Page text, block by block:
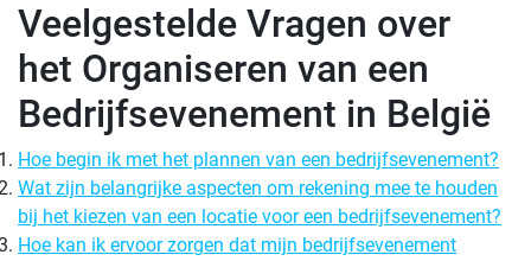
Veelgestelde Vragen over
het Organiseren van een
Bedrijfsevenement in België
Hoe begin ik met het plannen van een bedrijfsevenement?
Wat zijn belangrijke aspecten om rekening mee te houden
bij het kiezen van een locatie voor een bedrijfsevenement?
Hoe kan ik ervoor zorgen dat mijn bedrijfsevenement